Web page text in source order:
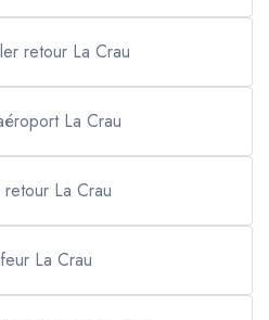
retour La Crau
La Crau
retour La Crau
La Crau